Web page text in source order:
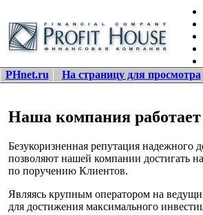
PHnet.ru
На страницу для просмотра
Наша компания
Безукоризненная репутация
позволяют нашей компании достигать
по поручению Клиентов.
Являясь крупным оператором на
для достижения максимального